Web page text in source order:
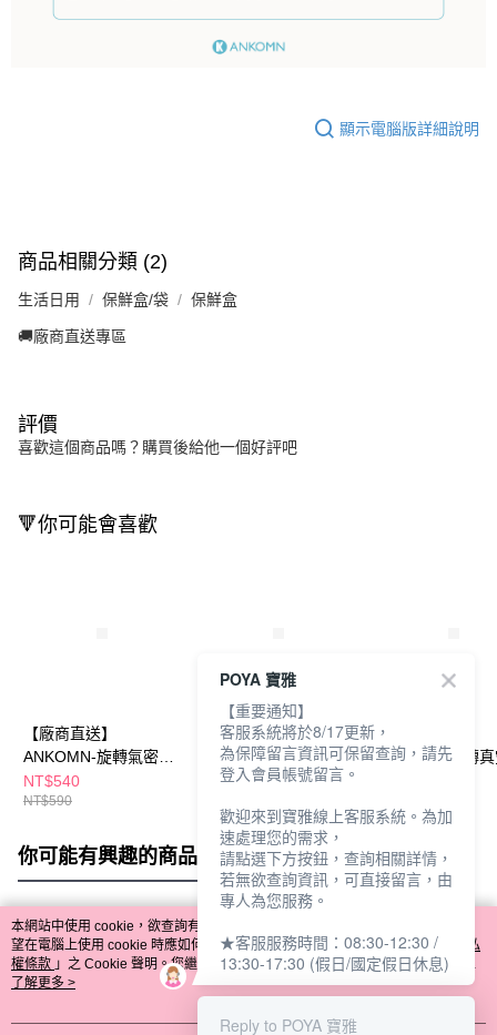
顯示電腦版詳細說明
商品相關分類 (2)
生活日用 保鮮盒/袋 保鮮盒
🚚廠商直送專區
評價
喜歡這個商品嗎？購買後給他一個好評吧
🔻你可能會喜歡
【廠商直送】
ANKOMN-旋轉氣密保
鮮盒0.6L - 兩色任選
NT$540
NT$590
【廠商直送】
ANKOMN-旋轉真空保
鮮盒1.5L - 兩色任選
NT$1,380
【廠商直送】
ANKOMN-旋轉
你可能有興趣的商品 全站排行
熱門標籤
本網站中使用 cookie，欲查詢有關本網站使用 cookie 方式之詳情，及若您不希
望在電腦上使用 cookie 時應如何變更電腦的 cookie 設定，請參閱本網站「
隱私
權條款 」之 Cookie 聲明。您繼續使用本網站即表示您同意本公司得按本網站使
用條款之 Cookie 聲明使用 cookie。
了解更多 >
POYA 寶雅
【重要通知】
客服系統將於8/17更新，
為保障留言資訊可保留查詢，請先
登入會員帳號留言。
歡迎來到寶雅線上客服系統。為加
速處理您的需求，
請點選下方按鈕，查詢相關詳情，
若無欲查詢資訊，可直接留言，由
專人為您服務。
★客服服務時間：08:30-12:30 /
13:30-17:30 (假日/國定假日休息)
Reply to POYA 寶雅